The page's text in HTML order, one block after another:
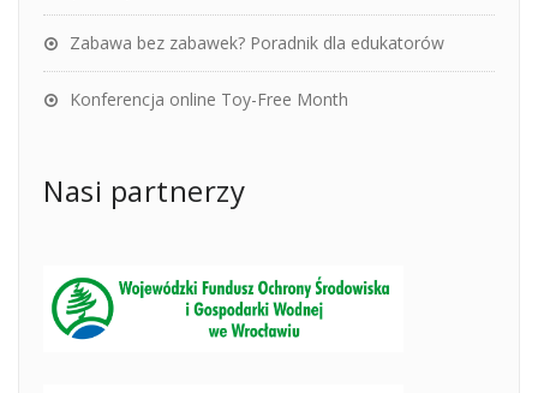
Zabawa bez zabawek? Poradnik dla edukatorów
Konferencja online Toy-Free Month
Nasi partnerzy